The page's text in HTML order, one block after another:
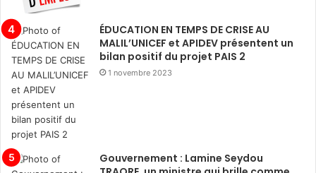
ÉDUCATION EN TEMPS DE CRISE AU
MALIL’UNICEF et APIDEV présentent un
bilan positif du projet PAIS 2
1 novembre 2023
Gouvernement : Lamine Seydou